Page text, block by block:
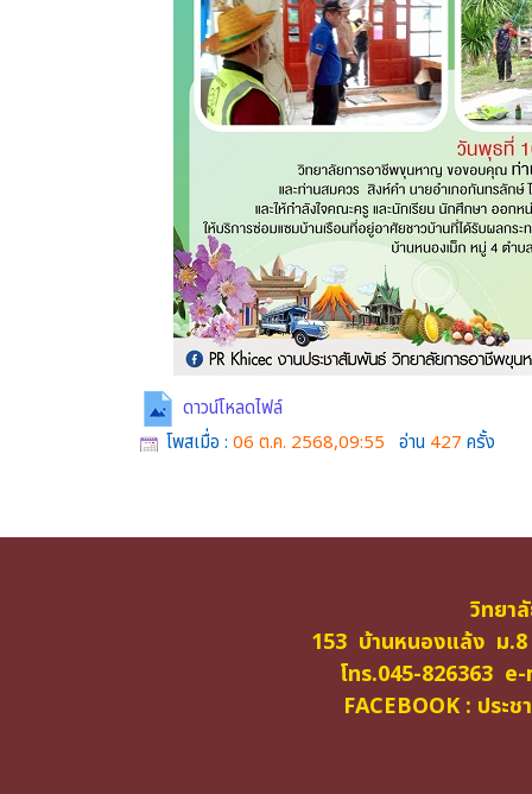
ดาวน์โหลดไฟล์
โพสเมื่อ : 06 ต.ค. 2568,09:55 อ่าน 427 ครั้ง
วิทยา
153 บ้านหนองแล้ง ม
โทร.045-826363
FACEBOOK : ประ